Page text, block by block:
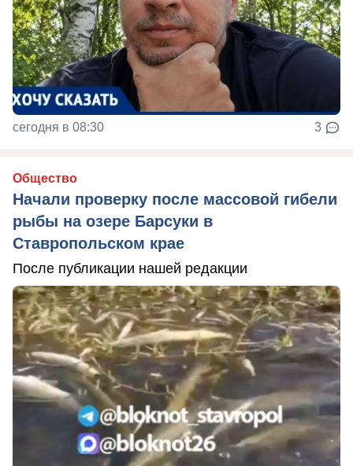
сегодня в 08:30 3
Общество
Начали проверку после массовой гибели
рыбы на озере Барсуки в
Ставропольском крае
После публикации нашей редакции